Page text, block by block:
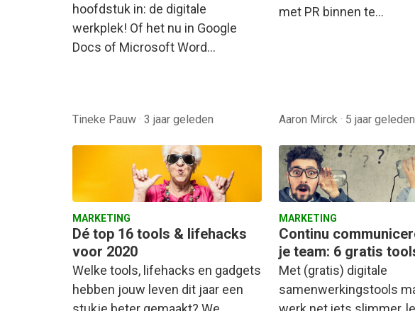
hoofdstuk in: de digitale
werkplek! Of het nu in Google
Docs of Microsoft Word…
Tineke Pauw · 3 jaar geleden
met PR binnen te…
Aaron Mirck · 5 jaar geleden
MARKETING
Dé top 16 tools & lifehacks
voor 2020
Welke tools, lifehacks en gadgets
hebben jouw leven dit jaar een
MARKETING
Continu
je team: 6 gratis
Met (gratis) digitale
samenwerkingstools